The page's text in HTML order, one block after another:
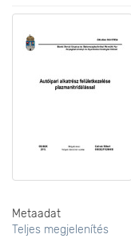
Metaadat
Teljes megjelenítés